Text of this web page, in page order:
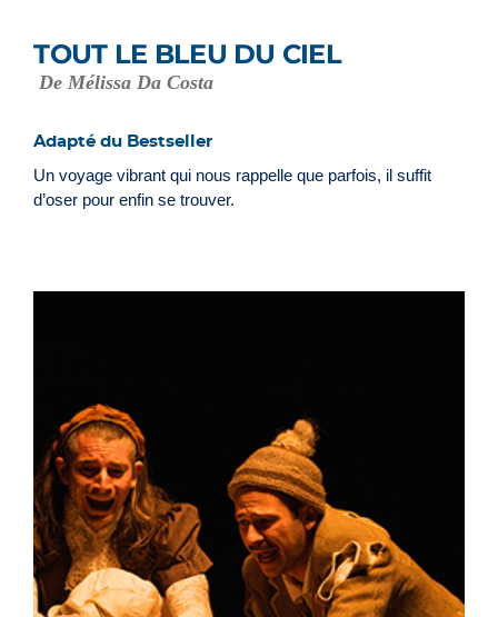
TOUT LE BLEU DU CIEL
De Mélissa Da Costa
Adapté du Bestseller
Un voyage vibrant qui nous rappelle que parfois, il suffit
d’oser pour enfin se trouver.